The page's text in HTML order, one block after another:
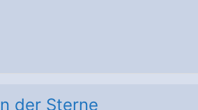
der Sterne